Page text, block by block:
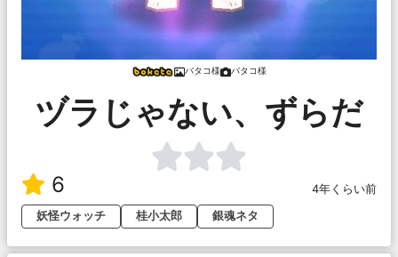
バタコ様 バタコ様
ヅラじゃない、ずらだ
6
4年くらい前
妖怪ウォッチ
桂小太郎 銀魂ネタ